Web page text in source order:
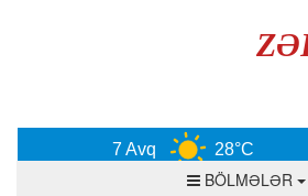
7 Avq 28°C
BÖLMƏLƏR